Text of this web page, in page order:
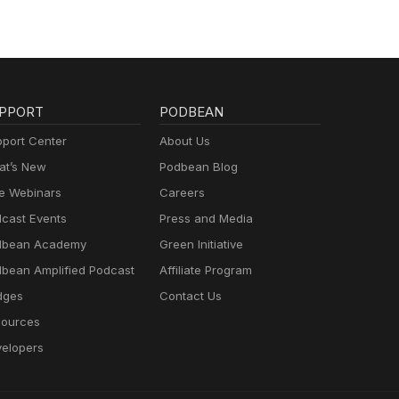
Center
New
Webinars
Events
Academy
Amplified Podcast
PODBEAN
About Us
Podbean Blog
Careers
Press and Media
Green Initiative
Affiliate Program
Contact Us